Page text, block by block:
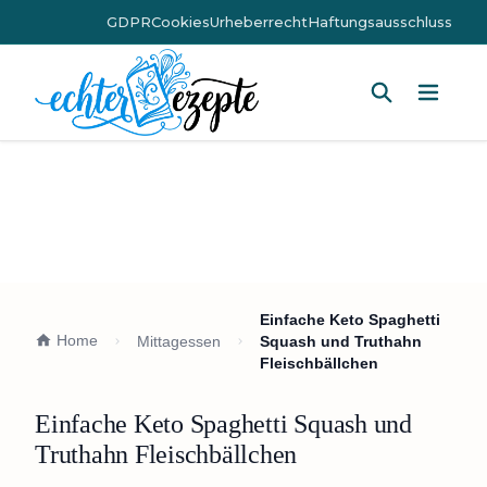
GDPRCookiesUrheberrechtHaftungsausschluss
Home Mittagessen
Einfache Keto Spaghetti
Squash und Truthahn
Fleischbällchen
Einfache Keto Spaghetti Squash und
Truthahn Fleischbällchen